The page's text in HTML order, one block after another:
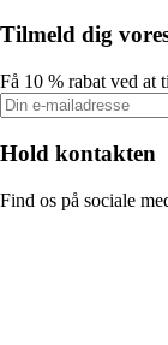
Tilmeld dig
Få 10 % rabat ved at
Hold kontakten
Find os på sociale